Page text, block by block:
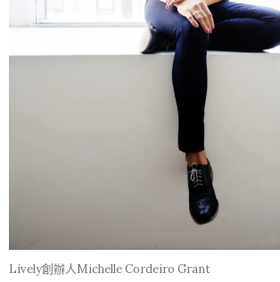
Lively創辦人Michelle Cordeiro Grant